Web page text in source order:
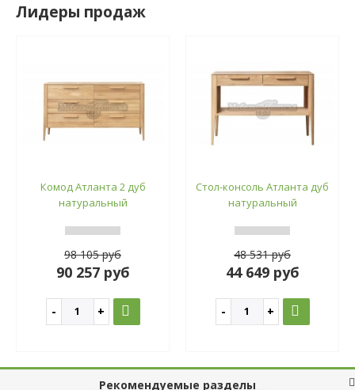
Лидеры продаж
Комод Атланта 2 дуб
натуральный
98 105 руб
90 257 руб
Стол-консоль Атланта дуб
натуральный
48 531 руб
44 649 руб
Рекомендуемые разделы